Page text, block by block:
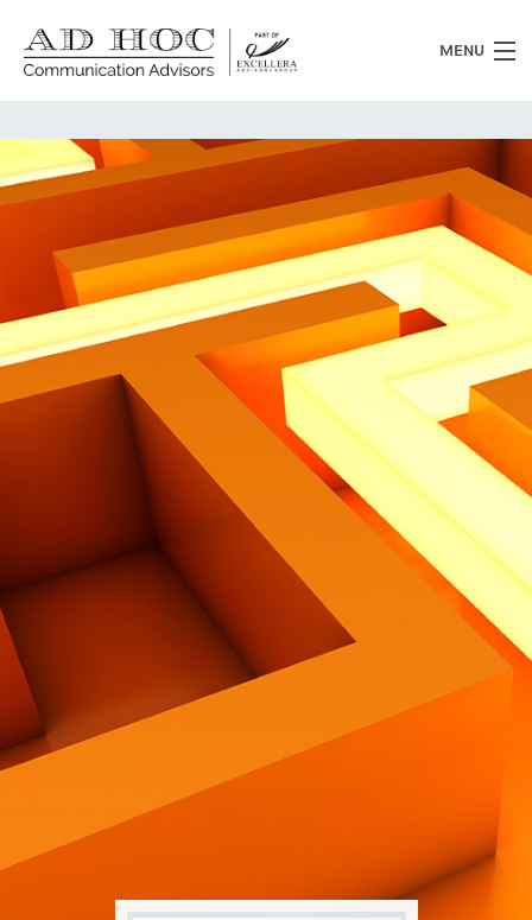
MENU
Chi siamo
Cosa facciamo
News
Clienti
Heritage
Lavora con noi
Eng|Ita